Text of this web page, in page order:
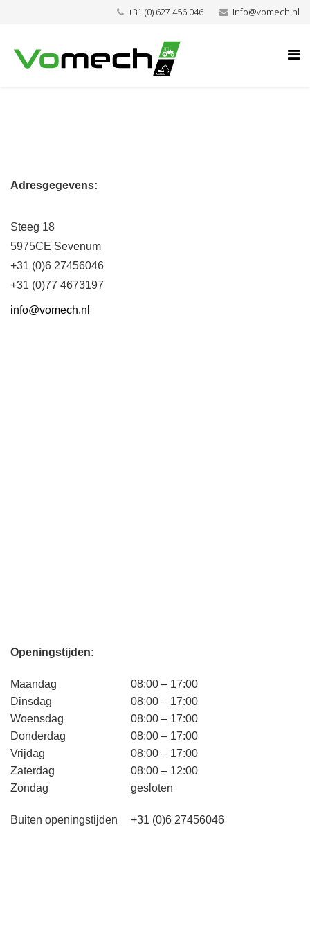
+31 (0) 627 456 046 info@vomech.nl
Adresgegevens:
Steeg 18
5975CE Sevenum
+31 (0)6 27456046
+31 (0)77 4673197
info@vomech.nl
Openingstijden:
Maandag
08:00 – 17:00
Dinsdag
08:00 – 17:00
Woensdag
08:00 – 17:00
Donderdag
08:00 – 17:00
Vrijdag
08:00 – 17:00
Zaterdag
08:00 – 12:00
Zondag
gesloten
Buiten openingstijden +31 (0)6 27456046